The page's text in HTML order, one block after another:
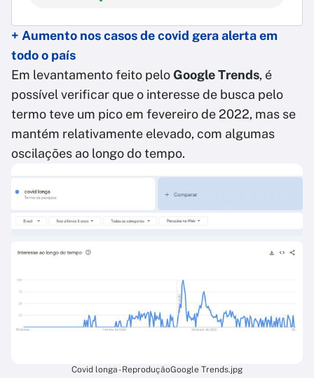
+ Aumento nos casos de covid gera alerta em
todo o país
Em levantamento feito peloGoogle Trends, é
possível verificar que o interesse de busca pelo
termo teve um pico em fevereiro de 2022, mas se
mantém relativamente elevado, com algumas
oscilações ao longo do tempo.
Covid longa - ReproduçãoGoogle Trends.jpg